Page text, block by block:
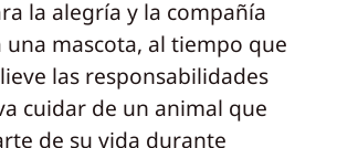
la alegría y la compañía
mascota, al tiempo que
las responsabilidades
cuidar de un animal que
de su vida durante